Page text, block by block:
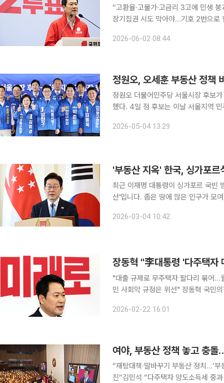
“고환율·고물가·고금리 3고에 민생
장기집권 시도 막아야…기호 2번으로 힘 모아달라” 장동혁 국민의힘 대
2026-06-02 08:44
정원오 더불어민주당 서울시장 후보
했다. 4일 정 후보는 이날 서울지역 민주당 구청장 후보들과의 간담회에서 오 후보가 현 정부의 집
말했다. 정 후보는 재개발•재건
2026-05-04 13:29
'부동산 지옥' 한국, 싱가포
최근 이재명 대통령이 싱가포르 국빈
산'입니다. 좁은 땅에 많은 인구가 모
2026-03-04 10:42
장동혁 "李대통령 '다주택자
"대출 규제로 무주택자 팔다리 묶어
민 사회악 규정은 위선" 장동혁 국민의힘 대표는 22일 이재명 대통령의 부동산 정책 기조를 겨냥해
‘밥을 안 주면 식욕이 줄어든다’고 윽
2026-02-22 16:01
여야, 부동산 정책 놓고 충
“재탕대책·말바꾸기 부동산 정치…‘
진“김민석 “다주택자 양도소득세 중과 유예 '확실한' 종료“ 여